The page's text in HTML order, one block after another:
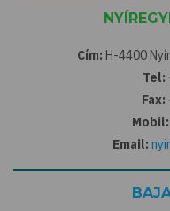
Cím: H-4400
Tel:
Fax:
Mobil:
Email: